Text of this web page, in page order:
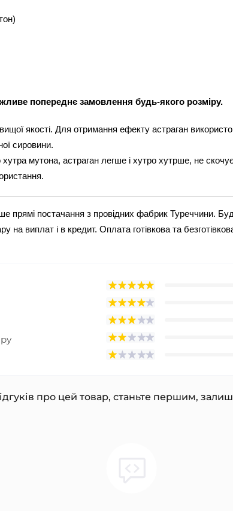
попереднє замовлення будь-якого розміру.
якості. Для отримання ефекту астраган
сировини.
хутра мутона, астраган легше і хутро хутрше, не
прямі постачання з провідних фабрик Туреччини.
на виплат і в кредит. Оплата готівкова та
про цей товар, станьте першим,